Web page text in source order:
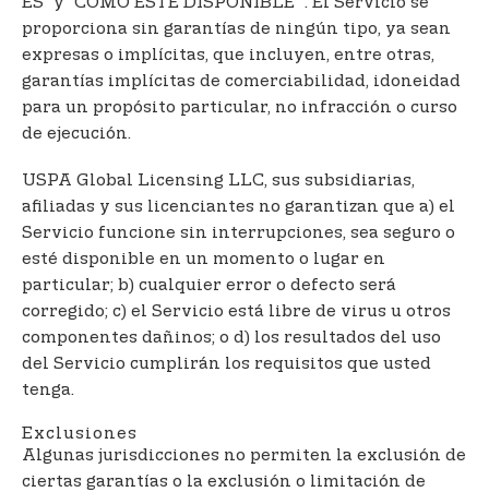
proporciona sin garantías de ningún tipo, ya sean
expresas o implícitas, que incluyen, entre otras,
garantías implícitas de comerciabilidad, idoneidad
para un propósito particular, no infracción o curso
de ejecución.
USPA Global Licensing LLC, sus subsidiarias,
afiliadas y sus licenciantes no garantizan que a) el
Servicio funcione sin interrupciones, sea seguro o
esté disponible en un momento o lugar en
particular; b) cualquier error o defecto será
corregido; c) el Servicio está libre de virus u otros
componentes dañinos; o d) los resultados del uso
del Servicio cumplirán los requisitos que usted
tenga.
Exclusiones
Algunas jurisdicciones no permiten la exclusión de
ciertas garantías o la exclusión o limitación de